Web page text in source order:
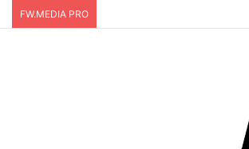
FW.MEDIA PRO